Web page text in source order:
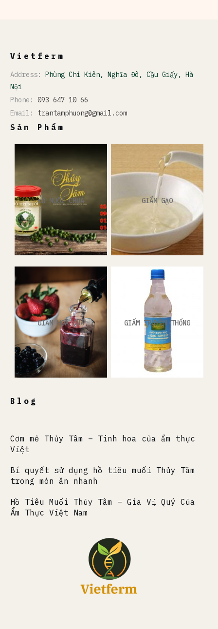
Vietferm
Address: Phùng Chí Kiên, Nghĩa Đô, Cầu Giấy, Hà
Nội
Phone: 093 647 10 66
Email: trantamphuong@gmail.com
Sản Phẩm
ĐỒ MUỐI CHUA GIẤM GẠO
GIẤM HOA QUẢ GIẤM TRUYỀN THỐNG
Blog
Cơm mẻ Thủy Tâm – Tinh hoa của ẩm thực
Việt
Bí quyết sử dụng hồ tiêu muối Thủy Tâm
trong món ăn nhanh
Hồ Tiêu Muối Thủy Tâm – Gia Vị Quý Của
Ẩm Thực Việt Nam